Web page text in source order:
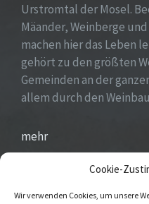
Cookie-
Wir verwenden Cookies, um unsere
Urstromtal der Mosel.
Mäander, Weinberge
machen hier das Leben
gehört zu den größten
Gemeinden an der
allem durch den
mehr